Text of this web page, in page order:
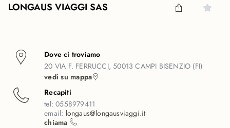
LONGAUS VIAGGI SAS
Dove ci troviamo
20 VIA F. FERRUCCI, 50013 CAMPI BISENZIO (FI)
vedi su mappa
Recapiti
tel:0558979411
email: longaus@longausviaggi.it
chiama